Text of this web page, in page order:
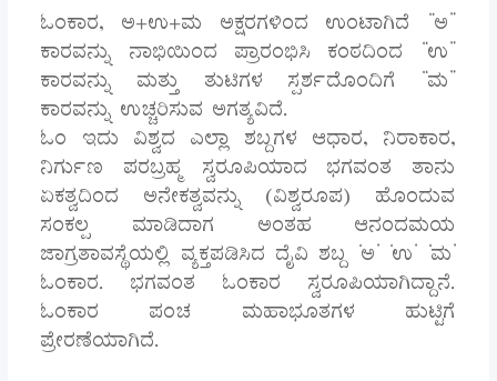
ಓಂಕಾರ, ಅ+ಉ+ಮ ಅಕ್ಷರಗಳಿಂದ ಉಂಟಾಗಿದೆ “ಅ”
ಕಾರವನ್ನು ನಾಭಿಯಿಂದ ಪ್ರಾರಂಭಿಸಿ ಕಂಠದಿಂದ “ಉ”
ಕಾರವನ್ನು ಮತ್ತು ತುಟಿಗಳ ಸ್ಪರ್ಶದೊಂದಿಗೆ “ಮ”
ಕಾರವನ್ನು ಉಚ್ಚರಿಸುವ ಅಗತ್ಯವಿದೆ.
ಓಂ ಇದು ವಿಶ್ವದ ಎಲ್ಲಾ ಶಬ್ದಗಳ ಆಧಾರ, ನಿರಾಕಾರ,
ನಿರ್ಗುಣ ಪರಬ್ರಹ್ಮ ಸ್ವರೂಪಿಯಾದ ಭಗವಂತ ತಾನು
ಏಕತ್ವದಿಂದ ಅನೇಕತ್ವವನ್ನು (ವಿಶ್ವರೂಪ) ಹೊಂದುವ
ಸಂಕಲ್ಪ ಮಾಡಿದಾಗ ಅಂತಹ ಆನಂದಮಯ
ಜಾಗ್ರತಾವಸ್ಥೆಯಲ್ಲಿ ವ್ಯಕ್ತಪಡಿಸಿದ ದೈವಿ ಶಬ್ದ ‘ಅ’ ‘ಉ’ ‘ಮ’
ಓಂಕಾರ. ಭಗವಂತ ಓಂಕಾರ ಸ್ವರೂಪಿಯಾಗಿದ್ದಾನೆ.
ಓಂಕಾರ ಪಂಚ ಮಹಾಭೂತಗಳ ಹುಟ್ಟಿಗೆ
ಪ್ರೇರಣೆಯಾಗಿದೆ.